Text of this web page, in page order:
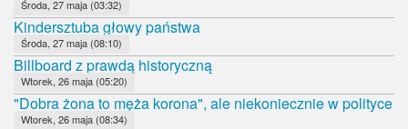
Środa, 27 maja (03:32)
Kindersztuba głowy państwa
Środa, 27 maja (08:10)
Billboard z prawdą historyczną
Wtorek, 26 maja (05:20)
"Dobra żona to męża korona", ale niekoniecznie w polityce
Wtorek, 26 maja (08:34)